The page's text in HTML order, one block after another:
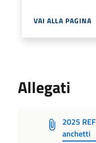
VAI ALLA PAGINA
Allegati
2025
anchetti